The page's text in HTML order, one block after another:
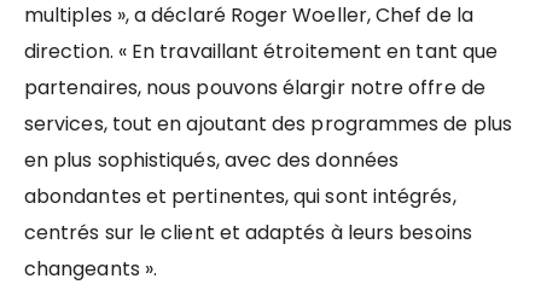
multiples », a déclaré Roger Woeller, Chef de la
direction. « En travaillant étroitement en tant que
partenaires, nous pouvons élargir notre offre de
services, tout en ajoutant des programmes de plus
en plus sophistiqués, avec des données
abondantes et pertinentes, qui sont intégrés,
centrés sur le client et adaptés à leurs besoins
changeants ».